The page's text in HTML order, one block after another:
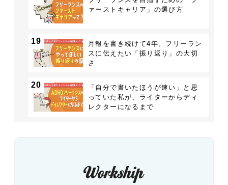
ァーストキャリア」の選び方
19
月報を書き続けて4年。フリーラン
スに伝えたい「振り返り」の大切
さ
20
「自分で書いたほうが速い」と思
っていた私が、ライターからディ
レクターになるまで